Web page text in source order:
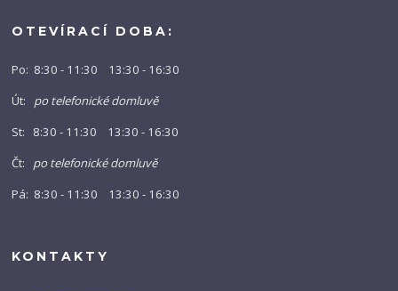
OTEVÍRACÍ DOBA:
Po: 8:30 - 11:30 13:30 - 16:30
Út: po telefonické domluvě
St: 8:30 - 11:30 13:30 - 16:30
Čt: po telefonické domluvě
Pá: 8:30 - 11:30 13:30 - 16:30
KONTAKTY